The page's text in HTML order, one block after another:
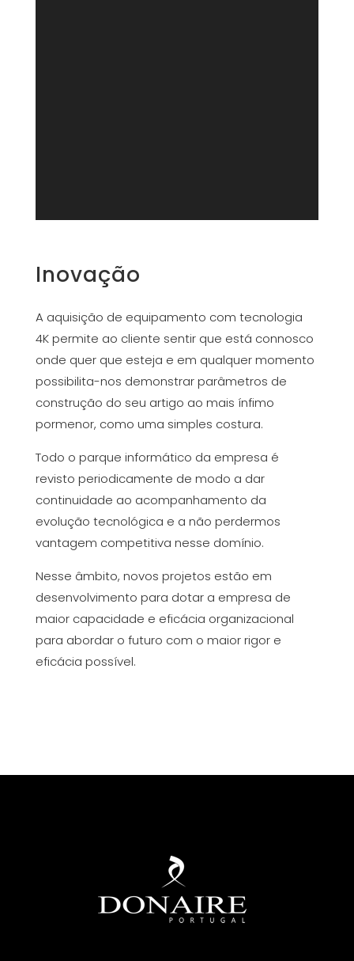
Inovação
A aquisição de equipamento com tecnologia
4K permite ao cliente sentir que está connosco
onde quer que esteja e em qualquer momento
possibilita-nos demonstrar parâmetros de
construção do seu artigo ao mais ínfimo
pormenor, como uma simples costura.
Todo o parque informático da empresa é
revisto periodicamente de modo a dar
continuidade ao acompanhamento da
evolução tecnológica e a não perdermos
vantagem competitiva nesse domínio.
Nesse âmbito, novos projetos estão em
desenvolvimento para dotar a empresa de
maior capacidade e eficácia organizacional
para abordar o futuro com o maior rigor e
eficácia possível.